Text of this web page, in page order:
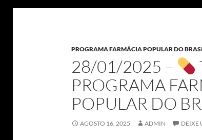
PROGRAMA FARMÁCIA POPULAR DO
28/01/2025 –
PROGRAMA
POPULAR DO
AGOSTO 16, 2025 ADMIN DEIXE